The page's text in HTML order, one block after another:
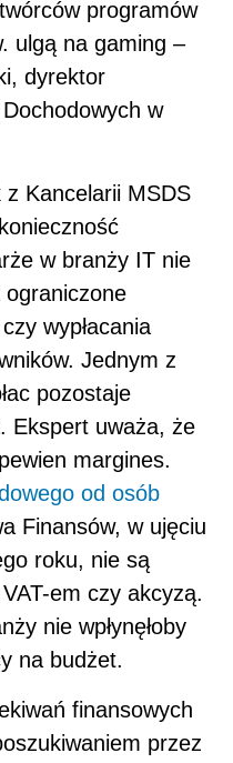
programów
ulgą na gaming –
dyrektor
w
Kancelarii MSDS
w branży IT nie
wypłacania
Jednym z
pozostaje
Ekspert uważa, że
margines.
od osób
Finansów, w ujęciu
roku, nie są
em czy akcyzą.
nie wpłynęłoby
na budżet.
finansowych
przez